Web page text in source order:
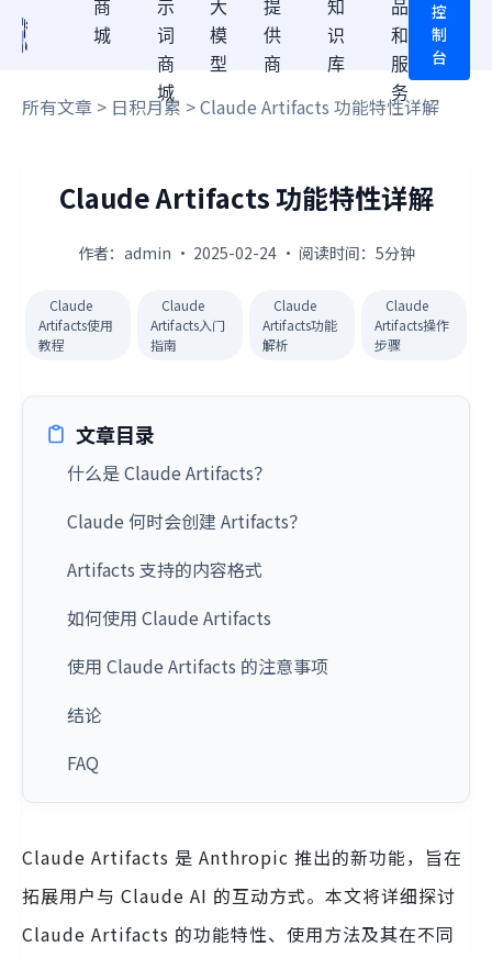
商
城
示
词
商
城
大
模
型
提
供
商
知
识
库
品
和
服
务
控
制
台
所有文章 > 日积月累 > Claude Artifacts 功能特性详解
Claude Artifacts 功能特性详解
作者：admin · 2025-02-24 · 阅读时间：5分钟
Claude
Artifacts使用
教程
Claude
Artifacts入门
指南
Claude
Artifacts功能
解析
Claude
Artifacts操作
步骤
文章目录
什么是 Claude Artifacts？
Claude 何时会创建 Artifacts？
Artifacts 支持的内容格式
如何使用 Claude Artifacts
使用 Claude Artifacts 的注意事项
结论
FAQ
Claude Artifacts 是 Anthropic 推出的新功能，旨在
拓展用户与 Claude AI 的互动方式。本文将详细探讨
Claude Artifacts 的功能特性、使用方法及其在不同